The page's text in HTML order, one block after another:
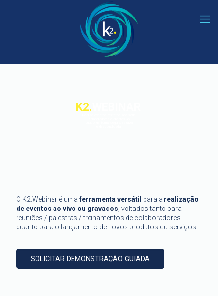
K2.
O K2.Webinar é umaferramenta versátil para a realização
de eventos ao vivo ou gravados , voltados tanto para
reuniões / palestras / treinamentos de colaboradores
quanto para o lançamento de novos produtos ou serviços.
SOLICITAR DEMONSTRAÇÃO GUIADA